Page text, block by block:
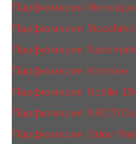
Парфюмерия Moresque
Парфюмерия Moschino
Парфюмерия
Парфюмерия Nishane
Парфюмерия Nobile
Парфюмерия
Парфюмерия Orlov